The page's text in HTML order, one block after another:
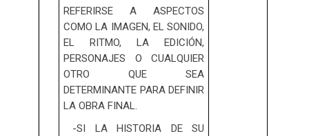
REFERIRSE A ASPECTOS
COMO LA IMAGEN, EL SONIDO,
EL RITMO, LA EDICIÓN,
PERSONAJES O CUALQUIER
OTRO QUE SEA
DETERMINANTE PARA DEFINIR
LA OBRA FINAL.
-SI LA HISTORIA DE SU